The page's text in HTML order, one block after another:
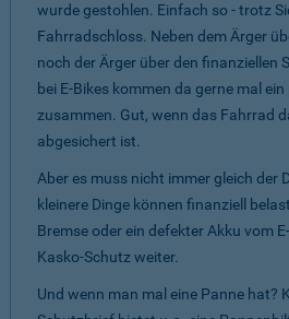
wurde gestohlen. Einfach so - trotz
Fahrradschloss. Neben dem Ärger
noch der Ärger über den finanziellen
bei E-Bikes kommen da gerne mal
zusammen. Gut, wenn das Fahrrad
abgesichert ist.
Aber es muss nicht immer gleich der
kleinere Dinge können finanziell
Bremse oder ein defekter Akku vom
Kasko-Schutz weiter.
Und wenn man mal eine Panne hat?